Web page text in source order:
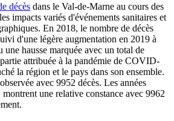
décès dans le Val-de-Marne au cours des
impacts variés d'événements sanitaires et
En 2018, le nombre de décès
d'une légère augmentation en 2019 à
hausse marquée avec un total de
attribuée à la pandémie de COVID-
la région et le pays dans son ensemble.
avec 9952 décès. Les années
une relative constance avec 9962